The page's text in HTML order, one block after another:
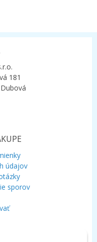
181
údajov
sporov